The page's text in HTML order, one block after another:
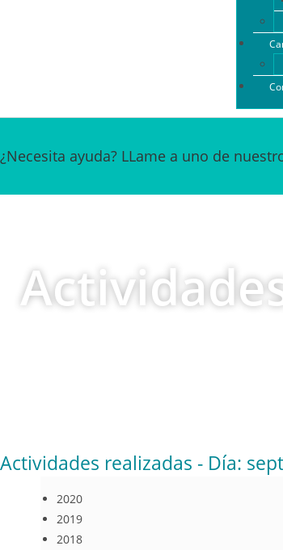
¿Necesita ayuda? LLame a uno de
Actividades realizadas - Día:
2020
2019
2018